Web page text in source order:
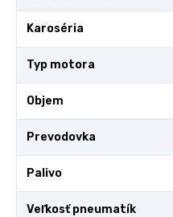
Karoséria
Typ motora
Objem
Prevodovka
Palivo
Veľkosť pneumatík